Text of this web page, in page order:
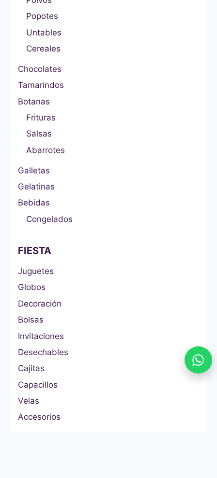
Popotes
Untables
Cereales
Chocolates
Tamarindos
Botanas
Frituras
Salsas
Abarrotes
Galletas
Gelatinas
Bebidas
Congelados
FIESTA
Juguetes
Globos
Decoración
Bolsas
Invitaciones
Desechables
Cajitas
Capacillos
Velas
Accesorios